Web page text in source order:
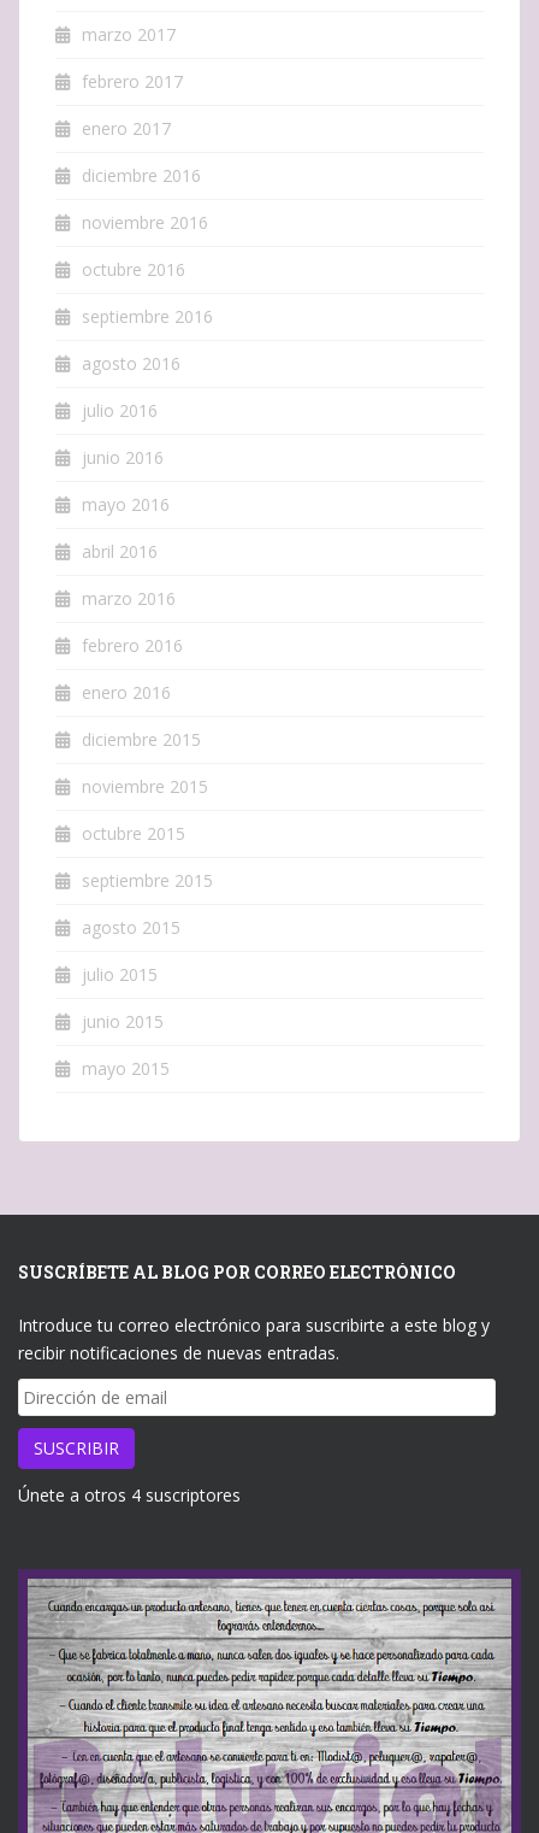
marzo 2017
febrero 2017
enero 2017
diciembre 2016
noviembre 2016
octubre 2016
septiembre 2016
agosto 2016
julio 2016
junio 2016
mayo 2016
abril 2016
marzo 2016
febrero 2016
enero 2016
diciembre 2015
noviembre 2015
octubre 2015
septiembre 2015
agosto 2015
julio 2015
junio 2015
mayo 2015
SUSCRÍBETE AL BLOG POR CORREO ELECTRÓNICO
Introduce tu correo electrónico para suscribirte a este blog y
recibir notificaciones de nuevas entradas.
Dirección
de
email
SUSCRIBIR
Únete a otros 4 suscriptores